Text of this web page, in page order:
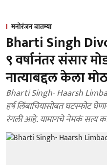
मनोरंजन बातम्या
Bharti Singh
९ वर्षानंतर संसार
नात्याबद्दल केला
Bharti Singh- Haarsh
हर्ष लिंबाचियासोबत घटस्फोट
रंगली आहे. यामागचे नेमकं सत्य